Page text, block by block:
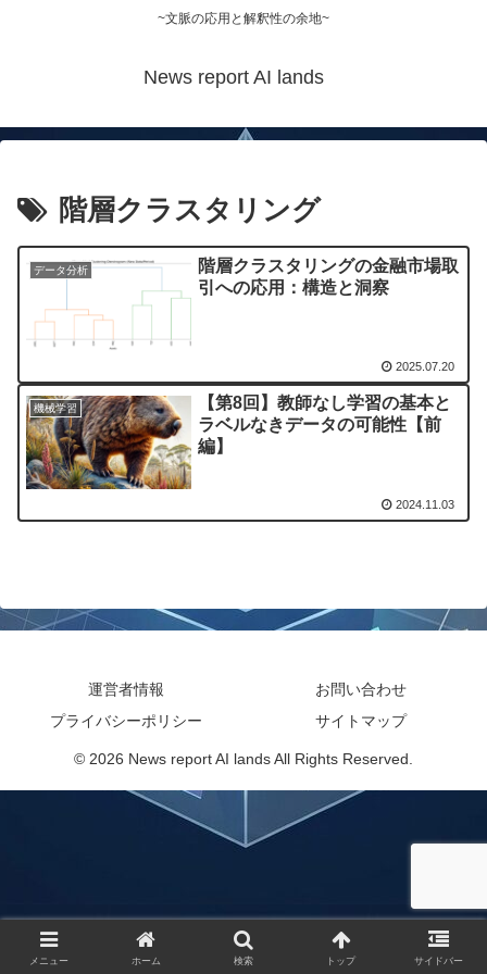
~文脈の応用と解釈性の余地~
News report AI lands
階層クラスタリング
データ分析
階層クラスタリングの金融市場取
引への応用：構造と洞察
2025.07.20
機械学習
【第8回】教師なし学習の基本と
ラベルなきデータの可能性【前
編】
2024.11.03
運営者情報
お問い合わせ
プライバシーポリシー
サイトマップ
© 2026 News report AI lands All Rights Reserved.
メニュー ホーム 検索 トップ サイドバー